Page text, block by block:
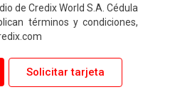
de Credix World S.A. Cédula
términos y condiciones,
Solicitar tarjeta